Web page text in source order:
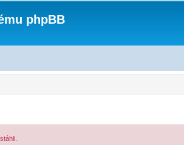
phpBB